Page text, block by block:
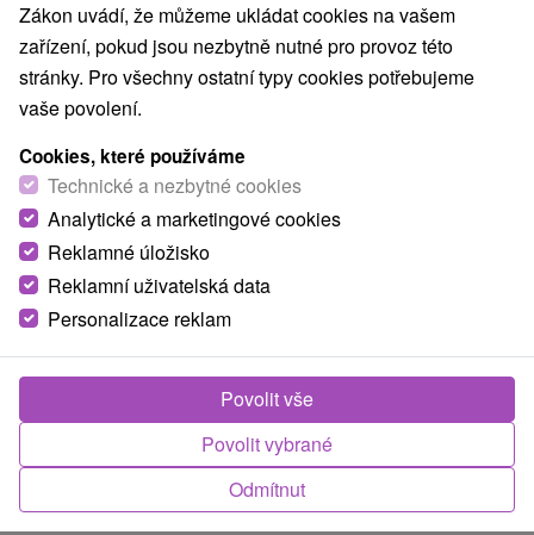
Turistický region
Malé Karpaty, Bratislavský kraj
Našli jste chybu nebo nám chcete doporučit novou atrakci
Nahlásit chybu
Zákon uvádí, že můžeme ukládat cookies na vašem
zařízení, pokud jsou nezbytně nutné pro provoz této
stránky. Pro všechny ostatní typy cookies potřebujeme
vaše povolení.
Cookies, které používáme
Technické a nezbytné cookies
Analytické a marketingové cookies
Reklamné úložisko
Reklamní uživatelská data
Personalizace reklam
Odmítnut
Povolit vybrané
Povolit vše